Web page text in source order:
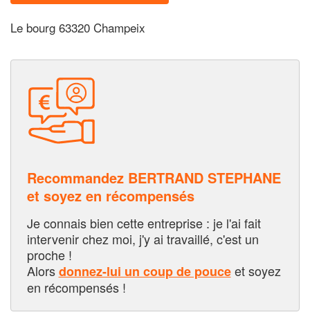
Le bourg 63320 Champeix
Recommandez BERTRAND STEPHANE
et soyez en récompensés
Je connais bien cette entreprise : je l'ai fait
intervenir chez moi, j'y ai travaillé, c'est un
proche !
Alorsdonnez-lui un coup de pouceet soyez
en récompensés !